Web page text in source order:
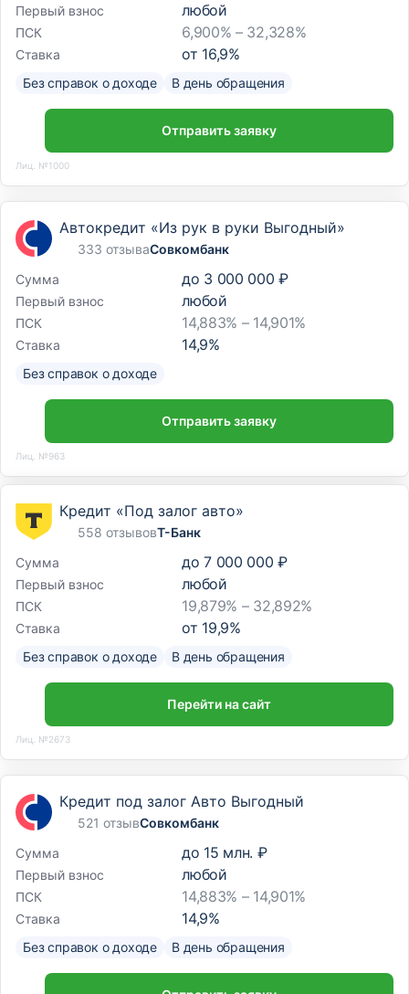
Первый взнос любой
ПСК 6,900% – 32,328%
Ставка от 16,9%
Без справок о доходе В день обращения
Отправить заявку
Лиц. №1000
Автокредит «Из рук в руки Выгодный»
333 отзываСовкомбанк
Сумма
до 3 000 000 ₽
Первый взнос любой
ПСК 14,883% – 14,901%
Ставка 14,9%
Без справок о доходе
Отправить заявку
Лиц. №963
Кредит «Под залог авто»
558 отзывовТ-Банк
Сумма
до 7 000 000 ₽
Первый взнос любой
ПСК 19,879% – 32,892%
Ставка от 19,9%
Без справок о доходе В день обращения
Перейти на сайт
Лиц. №2673
Кредит под залог Авто Выгодный
521 отзывСовкомбанк
Сумма
до 15 млн. ₽
Первый взнос любой
ПСК 14,883% – 14,901%
Ставка 14,9%
Без справок о доходе В день обращения